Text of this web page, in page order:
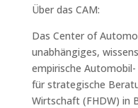
Über das CAM:
Das Center of
unabhängiges,
empirische
für strategische
Wirtschaft (FHDW) in